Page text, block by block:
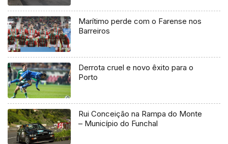
Marítimo perde com o Farense nos
Barreiros
Derrota cruel e novo êxito para o
Porto
Rui Conceição na Rampa do Monte
– Município do Funchal